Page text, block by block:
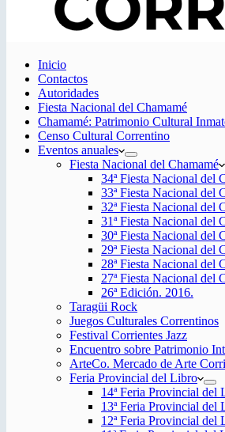
Inicio
Contactos
Autoridades
Fiesta Nacional del Chamamé
Chamamé: Patrimonio Cultural
Censo Cultural Correntino
Eventos anuales
Fiesta Nacional del Chamamé
34ª Fiesta Nacional del
33ª Fiesta Nacional del
32ª Fiesta Nacional del
31ª Fiesta Nacional del
30ª Fiesta Nacional del
29ª Fiesta Nacional del
28ª Fiesta Nacional del
27ª Fiesta Nacional del
26ª Edición. 2016.
Taragüi Rock
Juegos Culturales Correntinos
Festival Corrientes Jazz
Encuentro sobre Patrimonio
ArteCo. Mercado de Arte
Feria Provincial del Libro
14ª Feria Provincial del
13ª Feria Provincial del
12ª Feria Provincial del